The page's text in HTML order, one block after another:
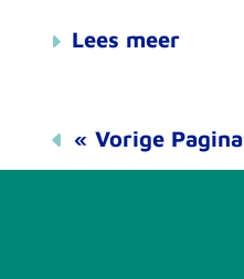
Lees meer
« Vorige Pagina